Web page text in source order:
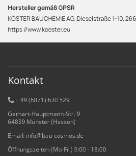
Hersteller gemäß GPSR
KÖSTER BAUCHEMIE AG, Dieselstraße 1-10,
https://www.koester.eu
Kontakt
+ 49 (6071) 630 529
Gerhart-Hauptmann-Str. 9
64839 Münster (Hessen)
Email: info@bau-cosmos.de
Öffnungszeiten (Mo-Fr.) 9:00 - 18:00